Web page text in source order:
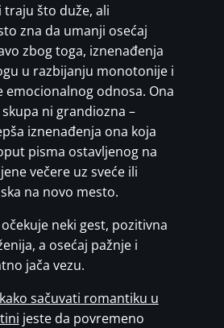
traju što duže, ali
zna da umanji osećaj
zbog toga, iznenađenja
u razbijanju monotonije i
emocionalnog odnosa. Ona
ni grandiozna –
iznenađenja ona koja
pisma ostavljenog na
večere uz sveće ili
na novo mesto.
neki gest, pozitivna
a osećaj pažnje i
jača vezu.
kako sačuvati romantiku u
jeste da povremeno